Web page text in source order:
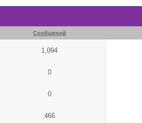
Сообщений
1,094
0
0
466